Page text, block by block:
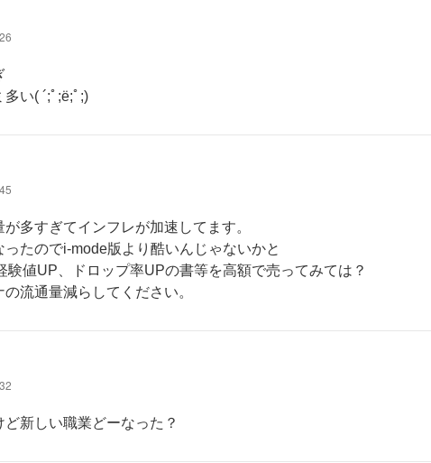
い( ´;ﾟ;ё;ﾟ;)
多すぎてインフレが加速してます。
ったのでi-mode版より酷いんじゃないかと
験値UP、ドロップ率UPの書等を高額で売ってみては？
流通量減らしてください。
ど新しい職業どーなった？